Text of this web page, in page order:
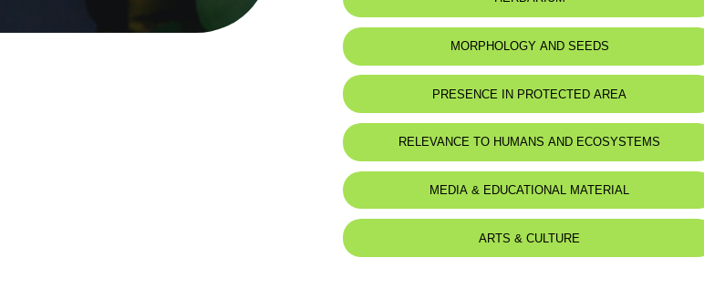
MORPHOLOGY AND SEEDS
Botanic Description
-Plante apprimée-canescente, à tiges couchées ou ascendantes,
grêles, 10-30 cm.
-Feuilles elliptiques, à 6-8 paires.
feuille.
-Corolle plus courte que chez A. cruciatus.
-Gousses courtes, divergentes en étoile, aiguës, bigibbeuses à leur
base, presque rectilignes, à pubescence ascendante.
PRESENCE IN PROTECTED AREA
RELEVANCE TO HUMANS AND ECOSYSTEMS
Food for animals :Mustela nivalis
MEDIA & EDUCATIONAL MATERIAL
ARTS & CULTURE